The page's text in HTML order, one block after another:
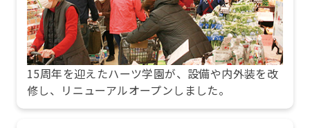
15周年を迎えたハーツ学園が、設備や内外装を改
修し、リニューアルオープンしました。